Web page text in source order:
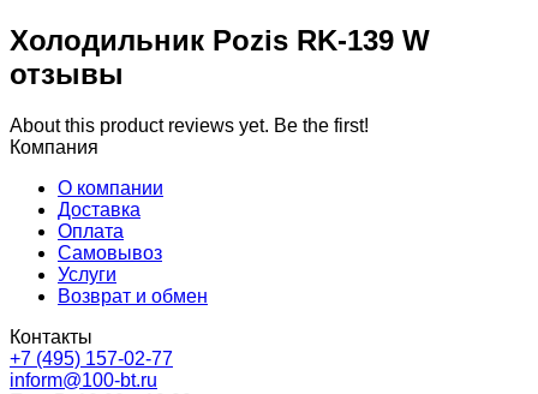
Холодильник Pozis RK-139 W
отзывы
About this product reviews yet. Be the first!
Компания
О компании
Доставка
Оплата
Самовывоз
Услуги
Возврат и обмен
Контакты
+7 (495) 157-02-77
inform@100-bt.ru